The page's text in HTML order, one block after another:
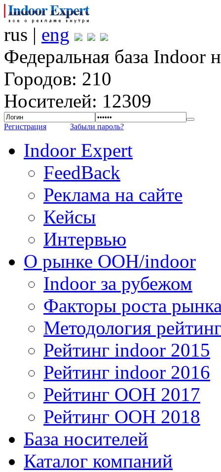
rus | eng
Федеральная база Indoor
Городов: 210
Носителей: 12309
Регистрация Забыли пароль?
Indoor Expert
FeedBack
Реклама на сайте
Кейсы
Интервью
О рынке OOH/indoor
Indoor за рубежом
Факторы роста
Методология
Рейтинг indoor 2015
Рейтинг indoor 2016
Рейтинг OOH 2017
Рейтинг OOH 2018
База носителей
Каталог компаний